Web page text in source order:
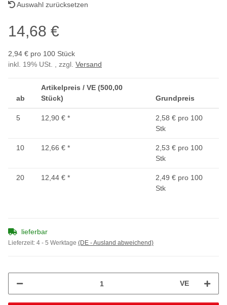
Auswahl zurücksetzen
14,68 €
2,94 € pro 100 Stück
inkl. 19% USt. , zzgl. Versand
ab
Artikelpreis / VE (500,00
Stück)
Grundpreis
5 12,90 € *
2,58 € pro 100
Stk
10 12,66 € *
2,53 € pro 100
Stk
20 12,44 € *
2,49 € pro 100
Stk
lieferbar
Lieferzeit: 4 - 5 Werktage (DE - Ausland abweichend)
VE